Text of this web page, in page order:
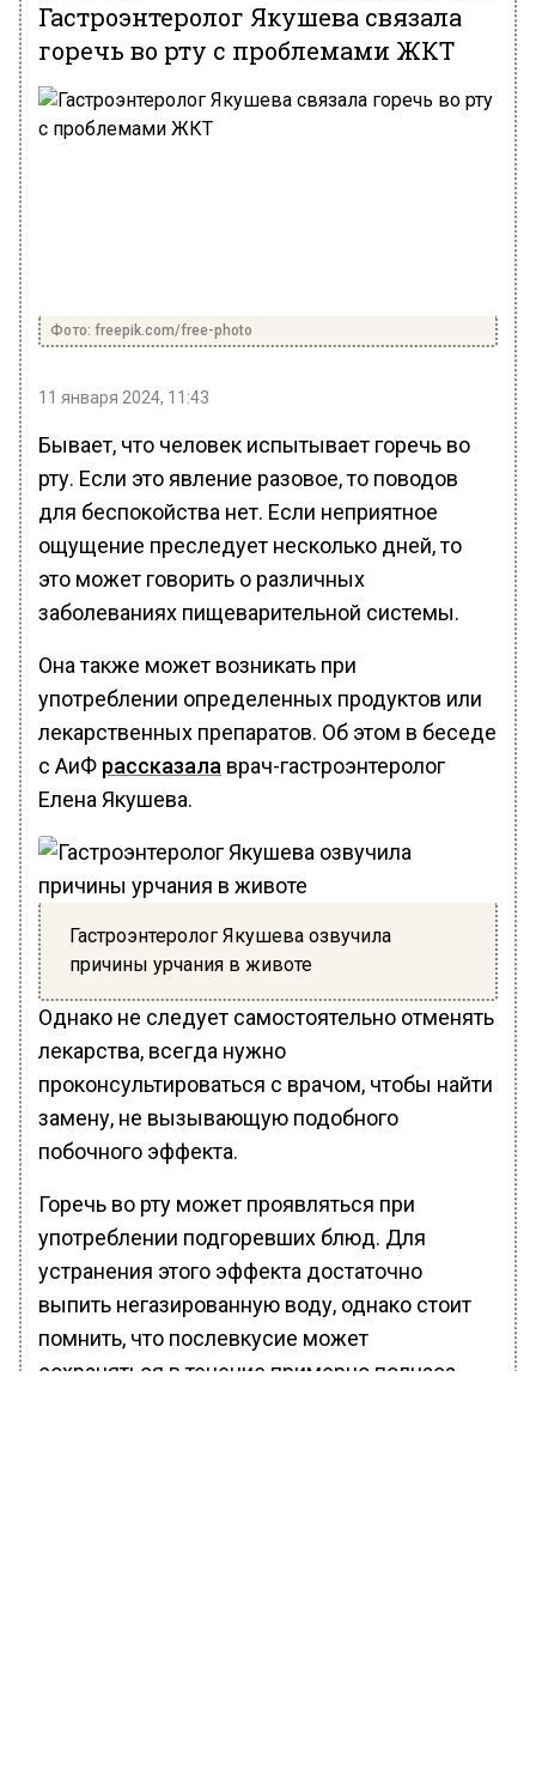
Гастроэнтеролог Якушева связала
горечь во рту с проблемами ЖКТ
Фото: freepik.com/free-photo
11 января 2024, 11:43
Бывает, что человек испытывает горечь во
рту. Если это явление разовое, то поводов
для беспокойства нет. Если неприятное
ощущение преследует несколько дней, то
это может говорить о различных
заболеваниях пищеварительной системы.
Она также может возникать при
употреблении определенных продуктов или
лекарственных препаратов. Об этом в беседе
с АиФ рассказала врач-гастроэнтеролог
Елена Якушева.
Гастроэнтеролог Якушева озвучила
причины урчания в животе
Однако не следует самостоятельно отменять
лекарства, всегда нужно
проконсультироваться с врачом, чтобы найти
замену, не вызывающую подобного
побочного эффекта.
Горечь во рту может проявляться при
употреблении подгоревших блюд. Для
устранения этого эффекта достаточно
выпить негазированную воду, однако стоит
помнить, что послевкусие может
сохраняться в течение примерно полчаса.